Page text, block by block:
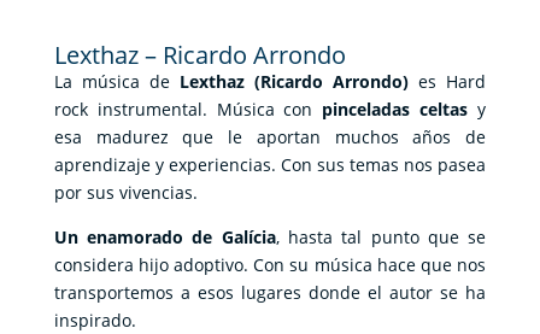
Lexthaz – Ricardo Arrondo
La música de Lexthaz (Ricardo Arrondo) es Hard
rock instrumental. Música con pinceladas celtas y
esa madurez que le aportan muchos años de
aprendizaje y experiencias. Con sus temas nos pasea
por sus vivencias.
Un enamorado de Galícia, hasta tal punto que se
considera hijo adoptivo. Con su música hace que nos
transportemos a esos lugares donde el autor se ha
inspirado.